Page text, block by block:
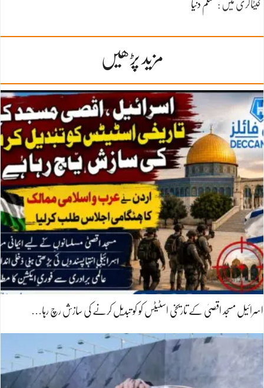
کیٹاگری میں : مسلم دنیا
مزید پڑھیں
اسرائیل مسجد اقصیٰ کے تاریخی اسٹیٹس کو کو تبدیل کرنے کی سازش رچ رہا…